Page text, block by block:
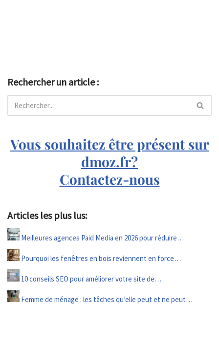
Rechercher un article :
Vous souhaitez être présent sur
dmoz.fr?
Contactez-nous
Articles les plus lus:
Meilleures agences Paid Media en 2026 pour réduire…
Pourquoi les fenêtres en bois reviennent en force…
10 conseils SEO pour améliorer votre site de…
Femme de ménage : les tâches qu’elle peut et ne peut…